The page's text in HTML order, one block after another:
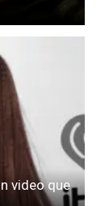
video que